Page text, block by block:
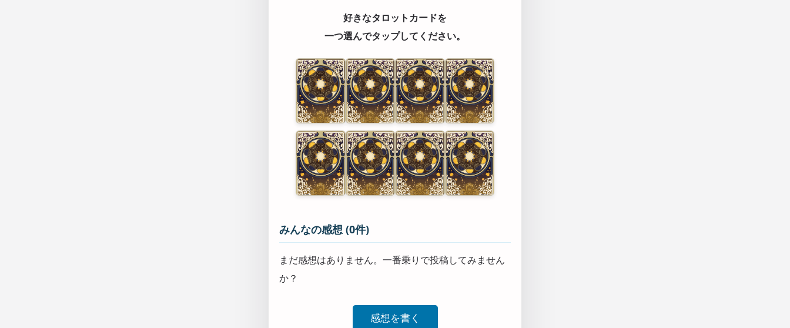
好きなタロットカードを
一つ選んでタップしてください。
みんなの感想 (0件)
まだ感想はありません。一番乗りで投稿してみません
か？
感想を書く